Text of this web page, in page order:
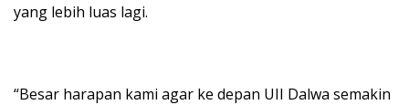
yang lebih luas lagi.
“Besar harapan kami agar ke depan UII Dalwa semakin